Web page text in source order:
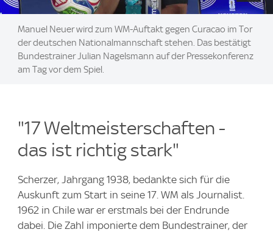
Manuel Neuer wird zum WM-Auftakt gegen Curacao im Tor
der deutschen Nationalmannschaft stehen. Das bestätigt
Bundestrainer Julian Nagelsmann auf der Pressekonferenz
am Tag vor dem Spiel.
"17 Weltmeisterschaften -
das ist richtig stark"
Scherzer, Jahrgang 1938, bedankte sich für die
Auskunft zum Start in seine 17. WM als Journalist.
1962 in Chile war er erstmals bei der Endrunde
dabei. Die Zahl imponierte dem Bundestrainer, der